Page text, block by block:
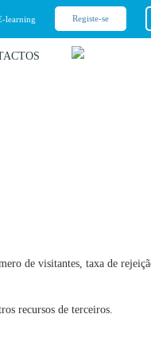
learning Registe-se
de visitantes, taxa de
recursos de terceiros.